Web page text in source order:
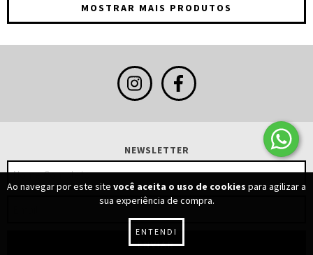
Ao navegar por este site você aceita o uso de cookies para agilizar a
sua experiência de compra.
ENTENDI
MOSTRAR MAIS PRODUTOS
NEWSLETTER